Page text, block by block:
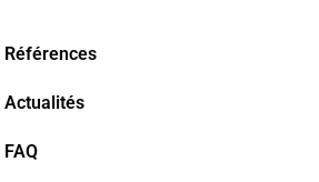
Références
Actualités
FAQ